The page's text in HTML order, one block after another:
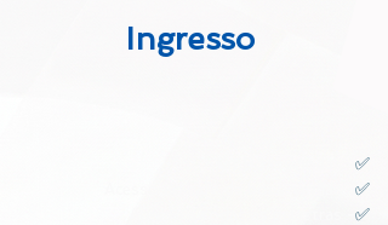
Ingresso
✅
✅
✅